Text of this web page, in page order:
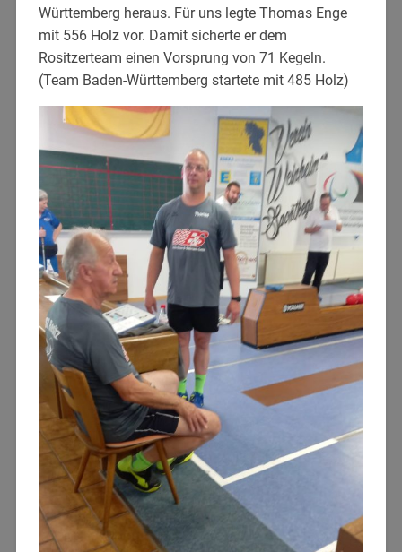
Württemberg heraus. Für uns legte Thomas Enge
mit 556 Holz vor. Damit sicherte er dem
Rositzerteam einen Vorsprung von 71 Kegeln.
(Team Baden-Württemberg startete mit 485 Holz)